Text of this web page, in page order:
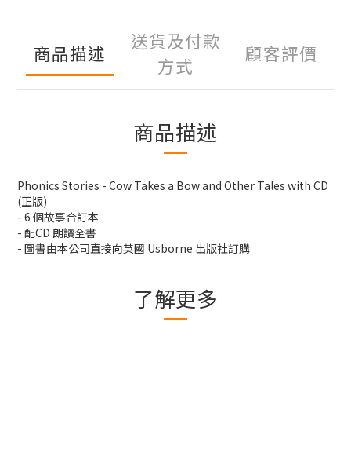
商品描述
送貨及付款
方式
顧客評價
商品描述
Phonics Stories - Cow Takes a Bow and Other Tales with CD
(正版)
- 6 個故事合訂本
- 配CD 朗讀全書
- 圖書由本公司直接向英國 Usborne 出版社訂購
了解更多